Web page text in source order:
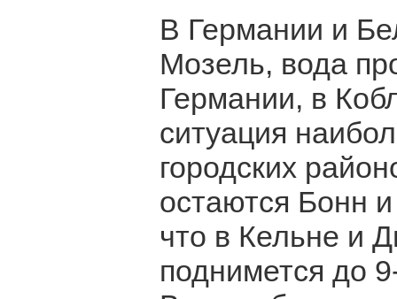
В Германии и
Мозель, вода
Германии, в
ситуация
городских
остаются Бонн
что в Кельне и
поднимется до